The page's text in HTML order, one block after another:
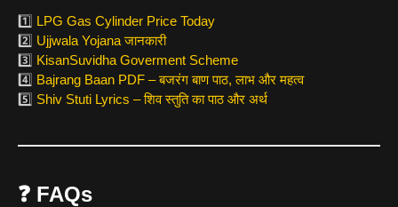
1️⃣ LPG Gas Cylinder Price Today
2️⃣ Ujjwala Yojana जानकारी
3️⃣ KisanSuvidha Goverment Scheme
4️⃣ Bajrang Baan PDF – बजरंग बाण पाठ, लाभ और महत्व
5️⃣ Shiv Stuti Lyrics – शिव स्तुति का पाठ और अर्थ
❓ FAQs